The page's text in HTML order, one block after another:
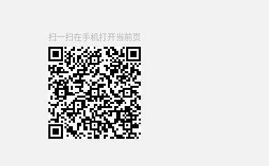
扫一扫在手机打开当前页